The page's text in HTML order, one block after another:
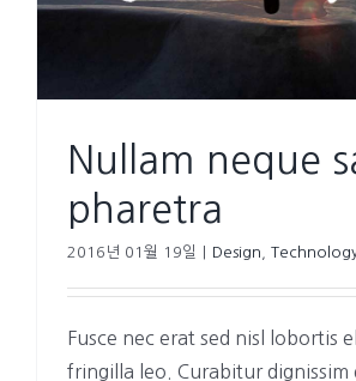
Nullam neque
pharetra
2016년 01월 19일 Design
Fusce nec erat sed nisl lobortis
fringilla leo. Curabitur